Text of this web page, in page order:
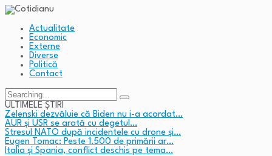
Actualitate
Economic
Externe
Diverse
Politică
Contact
Search
for:
ULTIMELE ȘTIRI
Zelenski dezvăluie că Biden nu i-a acordat…
AUR și USR se arată cu degetul…
Stresul NATO după incidentele cu drone și…
Eugen Tomac: Peste 1.500 de primării ar…
Italia și Spania, conflict deschis pe tema…